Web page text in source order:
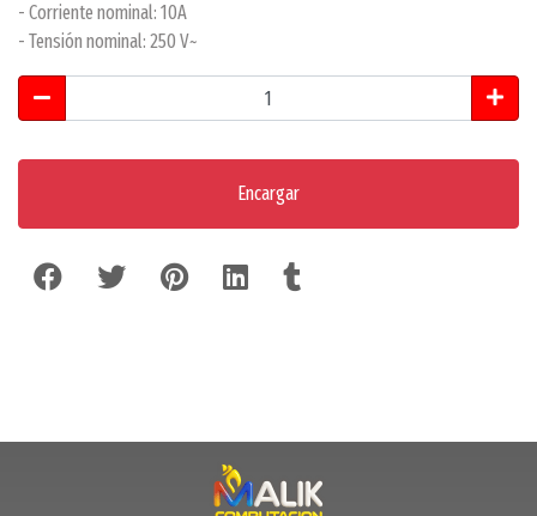
- Corriente nominal: 10A
- Tensión nominal: 250 V~
Encargar